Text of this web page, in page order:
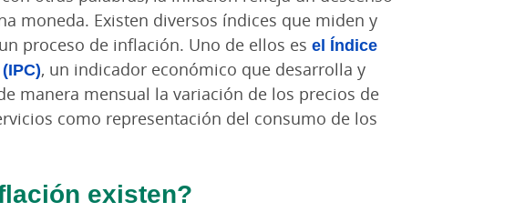
moneda. Existen diversos índices que miden y
proceso de inflación. Uno de ellos es el Índice
, un indicador económico que desarrolla y
manera mensual la variación de los precios de
como representación del consumo de los
existen?